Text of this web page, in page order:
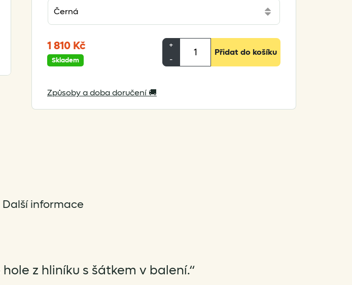
1 810 Kč
Skladem
+
-
Compact
Přidat do košíku
Způsoby a doba doručení 🚚
Další informace
z hliníku s šátkem v balení.“